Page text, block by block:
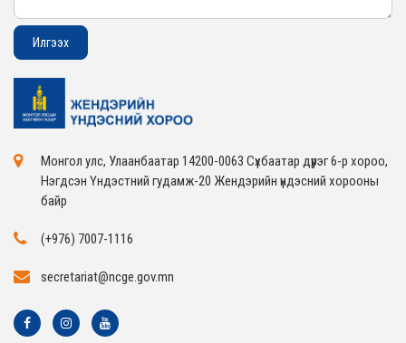
Монгол улс, Улаанбаатар 14200-0063 Сүхбаатар дүүрэг 6-р хороо,
Нэгдсэн Үндэстний гудамж-20 Жендэрийн үндэсний хорооны
байр
(+976) 7007-1116
secretariat@ncge.gov.mn